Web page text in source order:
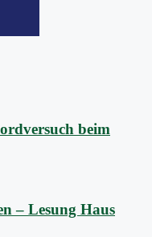
beim
– Lesung Haus